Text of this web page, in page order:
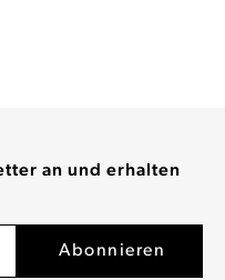
an und erhalten